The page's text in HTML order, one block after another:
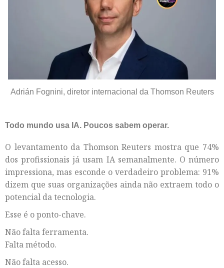
Adrián Fognini, diretor internacional da Thomson Reuters
Todo mundo usa IA. Poucos sabem operar.
O levantamento da Thomson Reuters mostra que 74%
dos profissionais já usam IA semanalmente. O número
impressiona, mas esconde o verdadeiro problema: 91%
dizem que suas organizações ainda não extraem todo o
potencial da tecnologia.
Esse é o ponto-chave.
Não falta ferramenta.
Falta método.
Não falta acesso.